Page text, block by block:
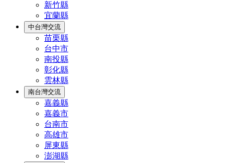
新竹縣
宜蘭縣
中台灣交流
苗栗縣
台中市
南投縣
彰化縣
雲林縣
南台灣交流
嘉義縣
嘉義市
台南市
高雄市
屏東縣
澎湖縣